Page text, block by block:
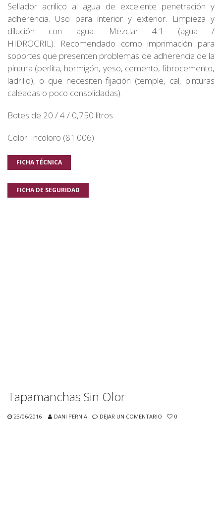
Sellador acrílico al agua de excelente penetración y
adherencia. Uso para interior y exterior. Limpieza y
dilución con agua. Mezclar 4:1 (agua /
HIDROCRIL). Recomendado como imprimación para
soportes que presenten problemas de adherencia de la
pintura (perlita, hormigón, yeso, cemento, fibrocemento,
ladrillo), o que necesiten fijación (temple, cal, pinturas
caleadas o poco consolidadas).
Botes de 20 / 4 / 0,750 litros
Color: Incoloro (81.006)
FICHA TÉCNICA
FICHA DE SEGURIDAD
Tapamanchas Sin Olor
23/06/2016 DANI PERNIA DEJAR UN COMENTARIO 0